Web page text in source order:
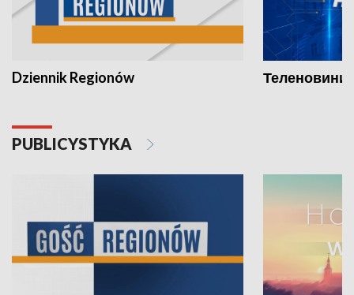
Dziennik Regionów Теленовини
PUBLICYSTYKA